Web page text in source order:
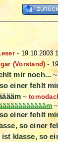
- 19.10.2003
(Vorstand) -
mir noch...
einer fehlt
~
einer fehlt
so einer
ist klasse, so